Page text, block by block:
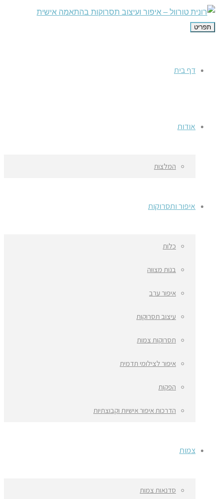
תפריט
דף בית
אודות
המלצות
איפור ותסרוקות
כלות
בנות מצווה
איפור ערב
עיצוב תסרוקות
תסרוקות צמות
איפור לצילומי תדמית
הפקות
הדרכות איפור אישיות וקבוצתיות
צמות
סדנאות צמות